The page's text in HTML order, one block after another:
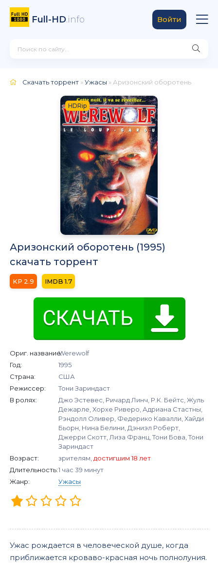
Full-HD.info Войти
Скачать торрент »Ужасы » Аризонский оборотень
HDRip
Аризонский оборотень (1995)
скачать торрент
2.9 1.7
Ориг. название:Werewolf
Год:
1995
Страна:
США
Режиссер:
Тони Зариндаст
В ролях:
Джо Эстевес, Ричард Линч, Р.К. Бейтс, Жуль
Дежарле, Хорхе Риверо, Адриана Стастны,
Рэндолл Оливер, Федерико Кавалли, Хайди
Бьорн, Нина Белини, Дэниэл Роберт,
Джерри Скотт, Лиза Франц, Тони Бова, Тони
Зариндаст
Возраст:
зрителям, достигшим 18 лет
Длительность:1 час 39 минут
Жанр:
Ужасы
Ужас рождается в человеческой душе, когда
приближается кроваво-красная ночь полнолуния.